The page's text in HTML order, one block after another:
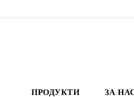
ПРОДУКТИ ЗА